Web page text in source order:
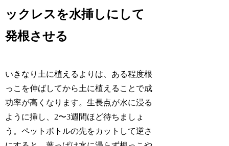
ックレスを水挿しにして
発根させる
いきなり土に植えるよりは、ある程度根
っこを伸ばしてから土に植えることで成
功率が高くなります。生長点が水に浸る
ように挿し、2〜3週間ほど待ちましょ
う。ペットボトルの先をカットして逆さ